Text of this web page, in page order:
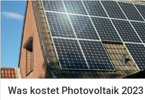
Was kostet Photovoltaik 2023